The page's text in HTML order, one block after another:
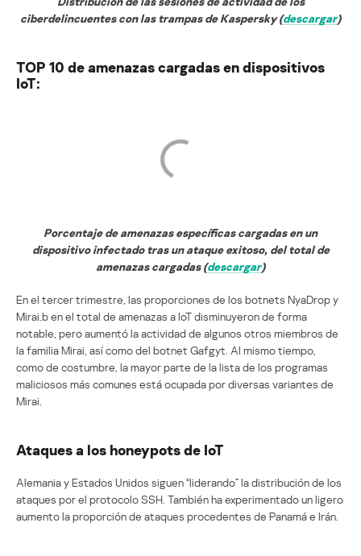
ciberdelincuentes con las trampas de Kaspersky (descargar)
TOP 10 de amenazas cargadas en dispositivos
IoT:
Porcentaje de amenazas específicas cargadas en un
dispositivo infectado tras un ataque exitoso, del total de
amenazas cargadas (descargar)
En el tercer trimestre, las proporciones de los botnets NyaDrop y
Mirai.b en el total de amenazas a IoT disminuyeron de forma
notable, pero aumentó la actividad de algunos otros miembros de
la familia Mirai, así como del botnet Gafgyt. Al mismo tiempo,
como de costumbre, la mayor parte de la lista de los programas
maliciosos más comunes está ocupada por diversas variantes de
Mirai.
Ataques a los honeypots de IoT
Alemania y Estados Unidos siguen “liderando” la distribución de los
ataques por el protocolo SSH. También ha experimentado un ligero
aumento la proporción de ataques procedentes de Panamá e Irán.